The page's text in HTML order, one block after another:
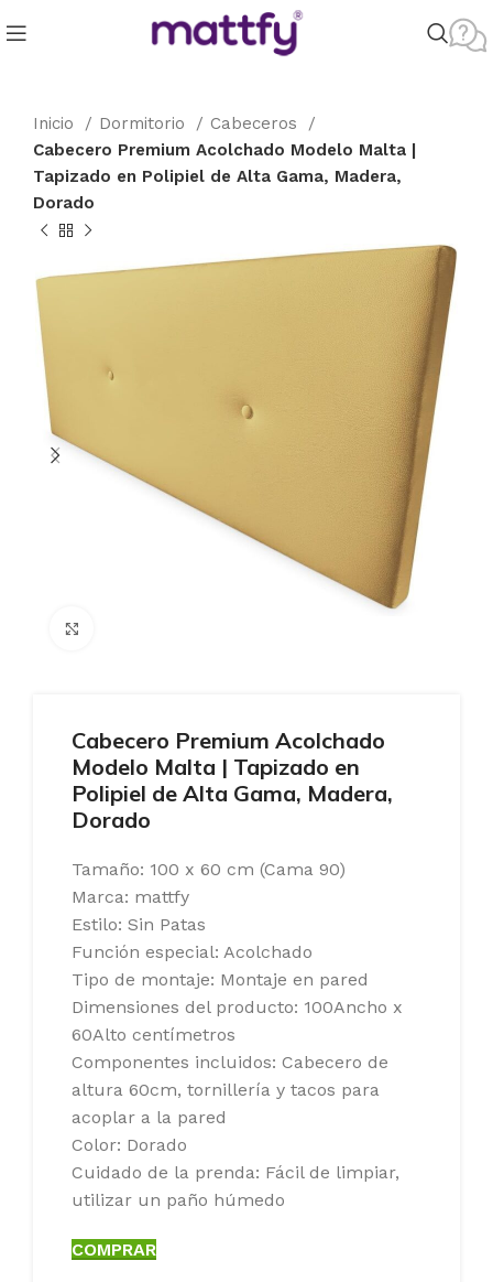
Inicio Dormitorio
Cabeceros
Cabecero Premium Acolchado Modelo Malta |
Tapizado en Polipiel de Alta Gama, Madera,
Dorado
Cabecero Premium Acolchado
Modelo Malta | Tapizado en
Polipiel de Alta Gama, Madera,
Dorado
Tamaño: 100 x 60 cm (Cama 90)
Marca: mattfy
Estilo: Sin Patas
Función especial: Acolchado
Tipo de montaje: Montaje en pared
Dimensiones del producto: 100Ancho x
60Alto centímetros
Componentes incluidos: Cabecero de
altura 60cm, tornillería y tacos para
acoplar a la pared
Color: Dorado
Cuidado de la prenda: Fácil de limpiar,
utilizar un paño húmedo
COMPRAR